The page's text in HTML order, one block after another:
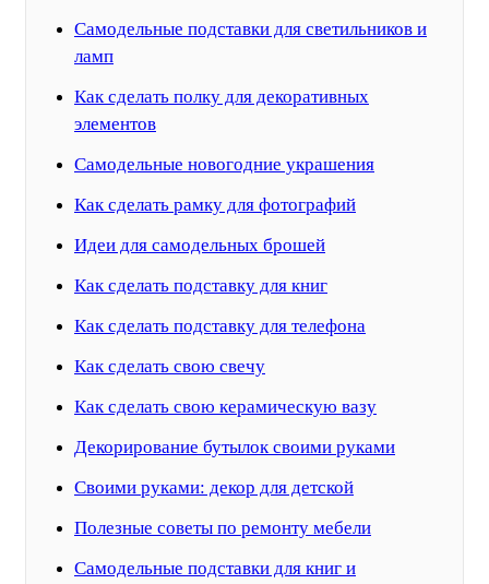
Самодельные подставки для светильников и
ламп
Как сделать полку для декоративных
элементов
Самодельные новогодние украшения
Как сделать рамку для фотографий
Идеи для самодельных брошей
Как сделать подставку для книг
Как сделать подставку для телефона
Как сделать свою свечу
Как сделать свою керамическую вазу
Декорирование бутылок своими руками
Своими руками: декор для детской
Полезные советы по ремонту мебели
Самодельные подставки для книг и